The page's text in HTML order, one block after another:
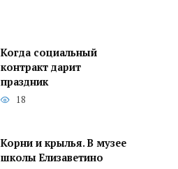
Когда социальный
контракт дарит
праздник
18
Корни и крылья. В музее
школы Елизаветино